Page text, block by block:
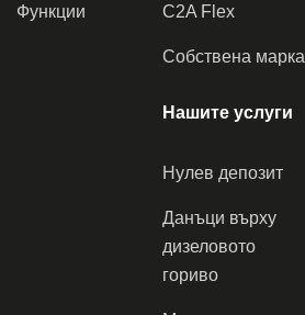
Функции C2A Flex
Собствена марка
Нашите услуги
Нулев депозит
Данъци върху
дизеловото
гориво